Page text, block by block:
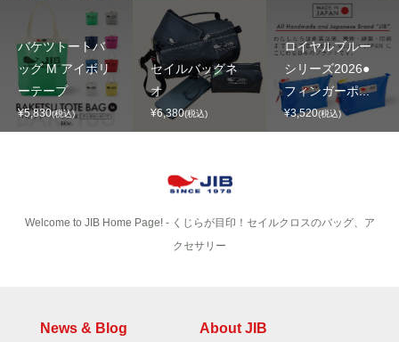
バケツトートバ
ッグ M アイボリ
ーテープ
¥5,830(税込)
セイルバッグネ
オ
¥6,380(税込)
ロイヤルブルー
シリーズ2026●
フィンガーポ...
¥3,520(税込)
Welcome to JIB Home Page! ‐ くじらが目印！セイルクロスのバッグ、ア
クセサリー
News & Blog About JIB